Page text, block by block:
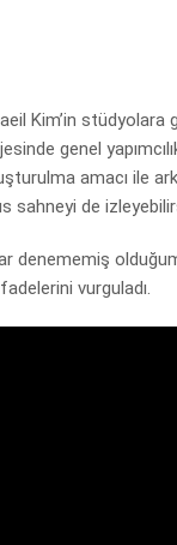
Kim’in stüdyolara
genel
amacı ile
sahneyi de
denememiş
vurguladı.